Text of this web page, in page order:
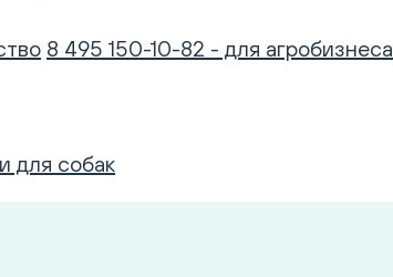
8 495 150-10-82 - для агробизнеса
для собак